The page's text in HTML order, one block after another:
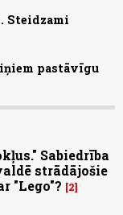
Steidzami
pastāvīgu
Sabiedrība
strādājošie
"Lego"?
2